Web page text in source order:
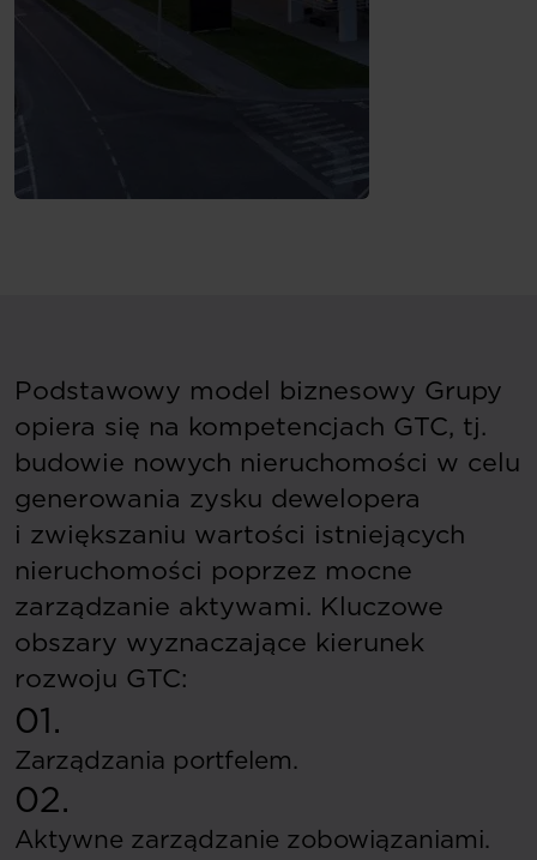
Podstawowy model biznesowy Grupy
opiera się na kompetencjach GTC, tj.
budowie nowych nieruchomości w celu
generowania zysku dewelopera
i zwiększaniu wartości istniejących
nieruchomości poprzez mocne
zarządzanie aktywami. Kluczowe
obszary wyznaczające kierunek
rozwoju GTC:
01.
Zarządzania portfelem.
02.
Aktywne zarządzanie zobowiązaniami.